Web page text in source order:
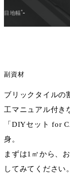
目地幅'-
副資材
ブリックタイルの
工マニュアル付き
「DIYセット for
身。
まずは1㎡から、
してみてください。